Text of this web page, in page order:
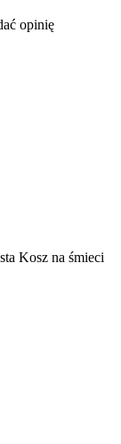
opinię
Kosz na śmieci